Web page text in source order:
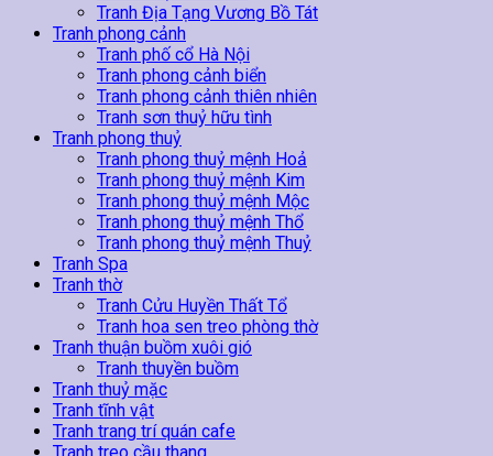
Tranh Địa Tạng Vương Bồ Tát
Tranh phong cảnh
Tranh phố cổ Hà Nội
Tranh phong cảnh biển
Tranh phong cảnh thiên nhiên
Tranh sơn thuỷ hữu tình
Tranh phong thuỷ
Tranh phong thuỷ mệnh Hoả
Tranh phong thuỷ mệnh Kim
Tranh phong thuỷ mệnh Mộc
Tranh phong thuỷ mệnh Thổ
Tranh phong thuỷ mệnh Thuỷ
Tranh Spa
Tranh thờ
Tranh Cửu Huyền Thất Tổ
Tranh hoa sen treo phòng thờ
Tranh thuận buồm xuôi gió
Tranh thuyền buồm
Tranh thuỷ mặc
Tranh tĩnh vật
Tranh trang trí quán cafe